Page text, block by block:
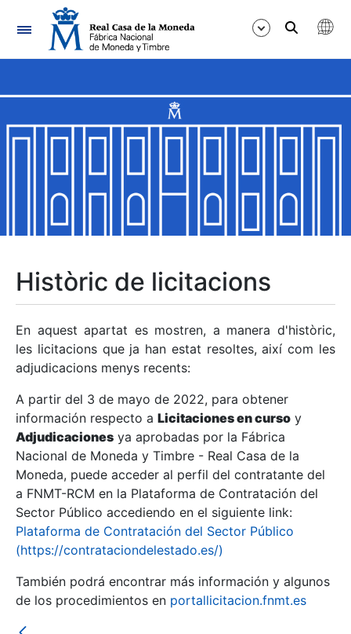
Navegació
Mostra/Amaga
Mostra/Amaga
Mostra/Amaga
Mostra/Amaga
Mostra/Amaga
Històric de licitacions
En aquest apartat es mostren, a manera d'històric,
les licitacions que ja han estat resoltes, així com les
adjudicacions menys recents:
A partir del 3 de mayo de 2022, para obtener
información respecto a Licitaciones en curso y
Adjudicaciones ya aprobadas por la Fábrica
Nacional de Moneda y Timbre - Real Casa de la
Moneda, puede acceder al perfil del contratante del
a FNMT-RCM en la Plataforma de Contratación del
Sector Público accediendo en el siguiente link:
Plataforma de Contratación del Sector Público
(https://contrataciondelestado.es/)
También podrá encontrar más información y algunos
de los procedimientos en portallicitacion.fnmt.es